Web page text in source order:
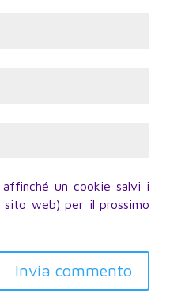
un cookie salvi i
web) per il prossimo
Invia commento